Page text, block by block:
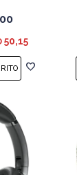
50,15